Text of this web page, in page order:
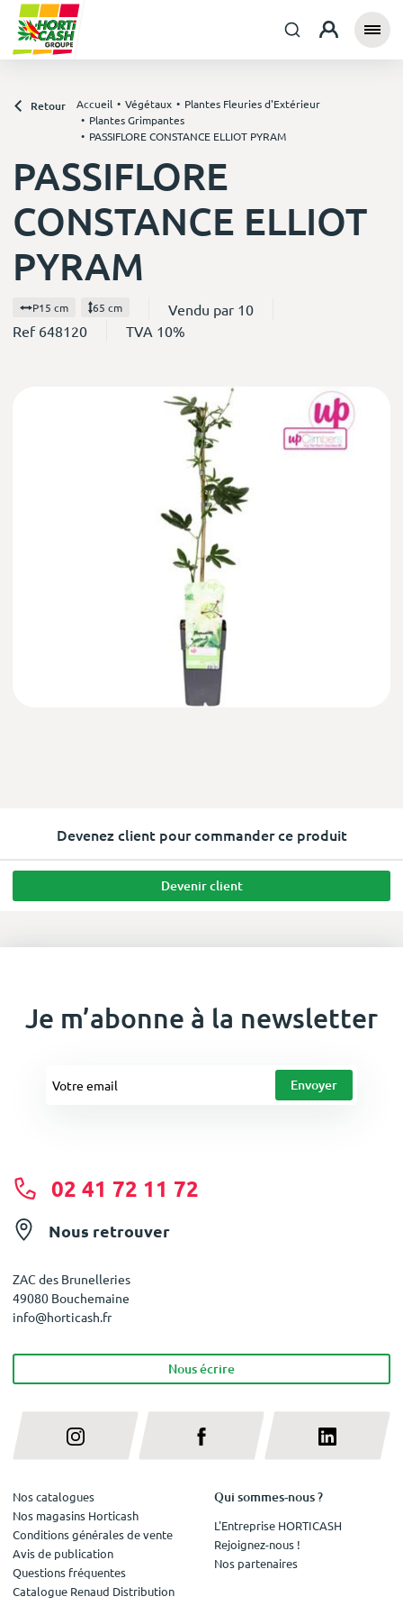
Retour Accueil Végétaux
Plantes Fleuries d'Extérieur
Plantes Grimpantes
PASSIFLORE CONSTANCE ELLIOT PYRAM
PASSIFLORE
CONSTANCE ELLIOT
PYRAM
P15 cm 65 cm
Vendu par 10
Ref 648120
TVA 10%
Devenez client pour commander ce produit
Devenir client
Je m’abonne à la newsletter
02 41 72 11 72
Nous retrouver
ZAC des Brunelleries
49080 Bouchemaine
info@horticash.fr
Nous écrire
Nos catalogues
Nos magasins Horticash
Conditions générales de vente
Avis de publication
Questions fréquentes
Catalogue Renaud Distribution
Qui sommes-nous ?
L'Entreprise HORTICASH
Rejoignez-nous !
Nos partenaires